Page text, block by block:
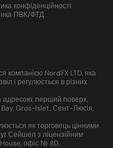
конфіденційності
ПВК/ФТД
компанією NordFX LTD, яка
і регулюється в різних
адресою: перший поверх,
Gros-Islet, Сент-Люсія,
як торговець цінними
Сейшел з ліцензійним
офіс № 8D,